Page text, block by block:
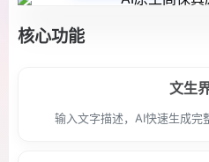
核心功能
文生
输入文字描述，AI快速生成完